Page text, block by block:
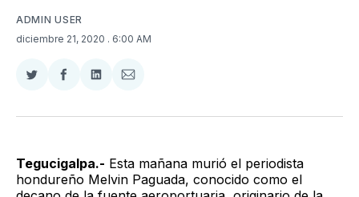
ADMIN USER
diciembre 21, 2020 . 6:00 AM
Compartir
Twitter
Compartir
Facebook
Compartir
LinkedIn
Compartir
Email
Tegucigalpa.- Esta mañana murió el periodista
hondureño Melvin Paguada, conocido como el